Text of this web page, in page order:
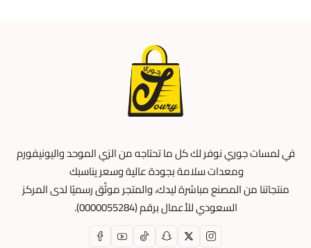
في لمسات جوري نوفر لك كل ما تحتاجه من الزي الموحد واليونيفورم
ومعدات سلامة بجودة عالية وسعر يناسبك
منتجاتنا من المصنع مباشرة ليدك، والمتجر موثّق رسميًا لدى المركز
السعودي للأعمال برقم (0000055284).